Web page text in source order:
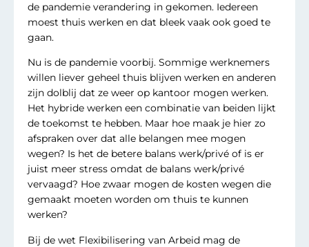
de pandemie verandering in gekomen. Iedereen
moest thuis werken en dat bleek vaak ook goed te
gaan.
Nu is de pandemie voorbij. Sommige werknemers
willen liever geheel thuis blijven werken en anderen
zijn dolblij dat ze weer op kantoor mogen werken.
Het hybride werken een combinatie van beiden lijkt
de toekomst te hebben. Maar hoe maak je hier zo
afspraken over dat alle belangen mee mogen
wegen? Is het de betere balans werk/privé of is er
juist meer stress omdat de balans werk/privé
vervaagd? Hoe zwaar mogen de kosten wegen die
gemaakt moeten worden om thuis te kunnen
werken?
Bij de wet Flexibilisering van Arbeid mag de